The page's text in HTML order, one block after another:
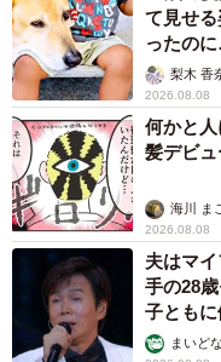
て見せ
ったの
「尊…」
梨木 香
2026.08.08
何かと
髪デビ
海川 ま
2026.08.08
夫はマ
手の28
子とも
まいど